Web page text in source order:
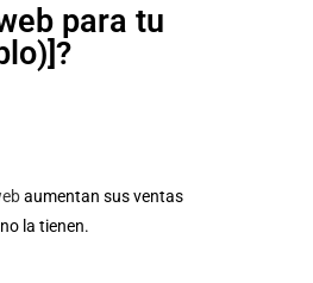
para tu
aumentan sus ventas
la tienen.